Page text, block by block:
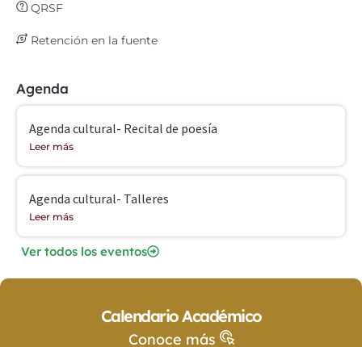
QRSF
Retención en la fuente
Agenda
Agenda cultural- Recital de poesía
Leer más
Agenda cultural- Talleres
Leer más
Ver todos los eventos
Calendario Académico
Conoce más